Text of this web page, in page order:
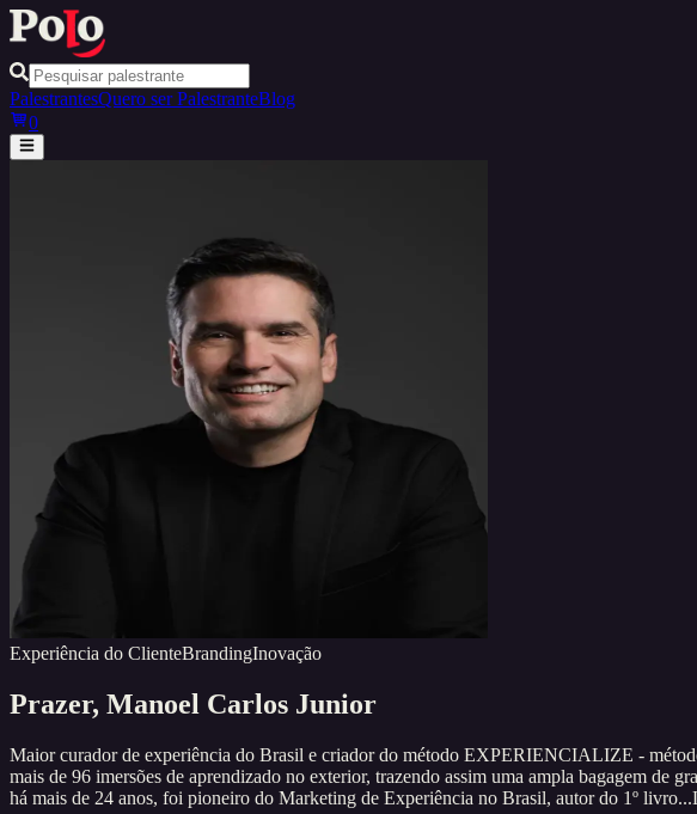
PalestrantesQuero ser PalestranteBlog
0
Experiência do ClienteBrandingInovação
Prazer, Manoel Carlos Junior
Maior curador de experiência do Brasil e criador do método EXPERIENCIALIZE -
mais de 96 imersões de aprendizado no exterior, trazendo assim uma ampla bagagem
há mais de 24 anos, foi pioneiro do Marketing de Experiência no Brasil, autor do 1º livro...